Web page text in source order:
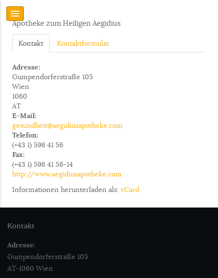
Apotheke zum Heiligen Aegidius
Kontakt Kontaktformular
Adresse:
Gumpendorferstraße 105
Wien
1060
AT
E-Mail:
gesundheit@aegidiusapotheke.com
Telefon:
(+43 1) 596 41 56
Fax:
(+43 1) 596 41 56-14
http://www.aegidiusapotheke.com
Informationen herunterladen als: vCard
Kontakt
Adresse:
Gumpendorferstraße 105
AT-1060 Wien